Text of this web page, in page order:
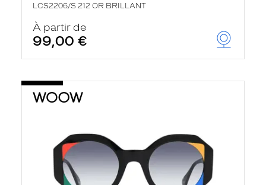
LCS2206/S 212 OR BRILLANT
À partir de
99,00 €